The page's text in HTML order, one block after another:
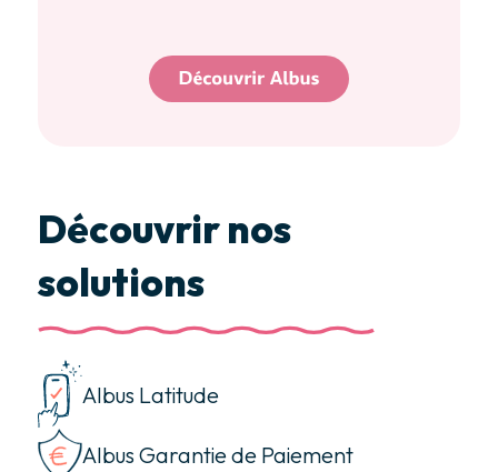
Découvrir nos
solutions
Albus Latitude
Albus Garantie de Paiement